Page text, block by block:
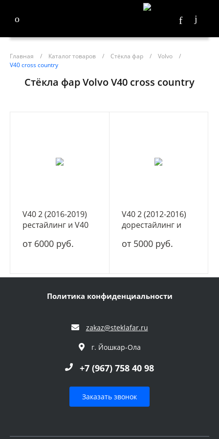
Главная / Каталог товаров / Стёкла фар / Volvo
/
V40 cross country
Стёкла фар Volvo V40 cross country
V40 2 (2016-2019)
рестайлинг и V40
(2016-2019)
от 6000 руб.
V40 2 (2012-2016)
дорестайлинг и
(2012-2016)
от 5000 руб.
Политика конфиденциальности
zakaz@steklafar.ru
г. Йошкар-Ола
+7 (967) 758 40 98
Заказать звонок